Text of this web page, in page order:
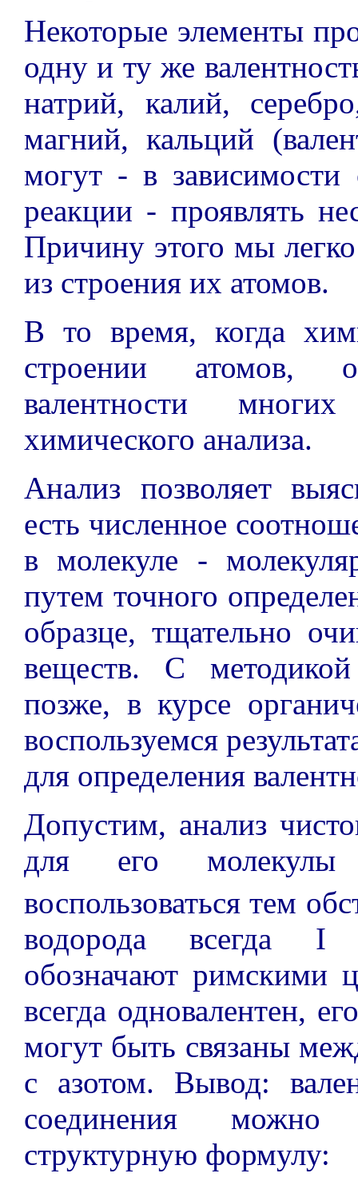
Некоторые элементы
одну и ту же
натрий, калий,
магний, кальций
могут - в зависимости
реакции - проявлять
Причину этого мы
из строения их атомов.
В то время, когда
строении атомов,
валентности
химического анализа.
Анализ позволяет
есть численное
в молекуле -
путем точного
образце, тщательно
веществ. С
позже, в курсе
воспользуемся
для определения
Допустим, анализ
для его
воспользоваться тем
водорода всегда I
обозначают римскими
всегда одновалентен,
могут быть связаны
с азотом. Вывод:
соединения можно
структурную формулу: